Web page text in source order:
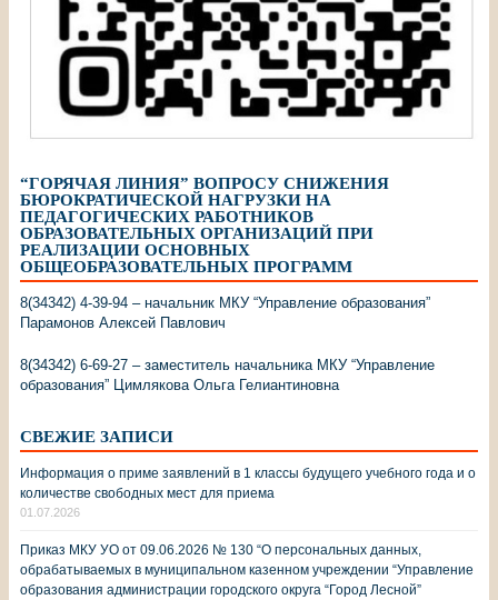
“ГОРЯЧАЯ ЛИНИЯ” ВОПРОСУ СНИЖЕНИЯ
БЮРОКРАТИЧЕСКОЙ НАГРУЗКИ НА
ПЕДАГОГИЧЕСКИХ РАБОТНИКОВ
ОБРАЗОВАТЕЛЬНЫХ ОРГАНИЗАЦИЙ ПРИ
РЕАЛИЗАЦИИ ОСНОВНЫХ
ОБЩЕОБРАЗОВАТЕЛЬНЫХ ПРОГРАММ
8(34342) 4-39-94 – начальник МКУ “Управление образования”
Парамонов Алексей Павлович
8(34342) 6-69-27 – заместитель начальника МКУ “Управление
образования” Цимлякова Ольга Гелиантиновна
СВЕЖИЕ ЗАПИСИ
Информация о приме заявлений в 1 классы будущего учебного года и о
количестве свободных мест для приема
01.07.2026
Приказ МКУ УО от 09.06.2026 № 130 “О персональных данных,
обрабатываемых в муниципальном казенном учреждении “Управление
образования администрации городского округа “Город Лесной”